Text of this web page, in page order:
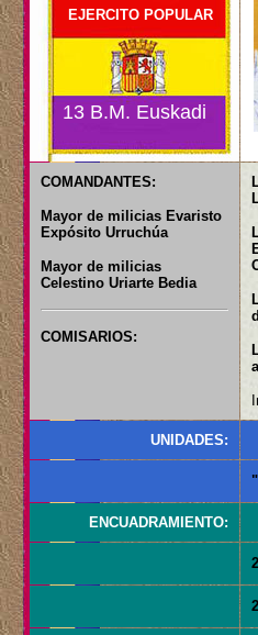
EJERCITO POPULAR
13 B.M. Euskadi
COMANDANTES:
Mayor de milicias Evaristo
Expósito Urruchúa
Mayor de milicias
Celestino Uriarte Bedia
COMISARIOS:
UNIDADES:
ENCUADRAMIENTO: